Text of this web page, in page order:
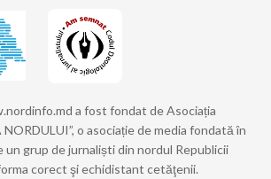
a fost fondat de Asociația
o asociație de media fondată în
un grup de jurnaliști din nordul Republicii
corect şi echidistant cetăţenii.